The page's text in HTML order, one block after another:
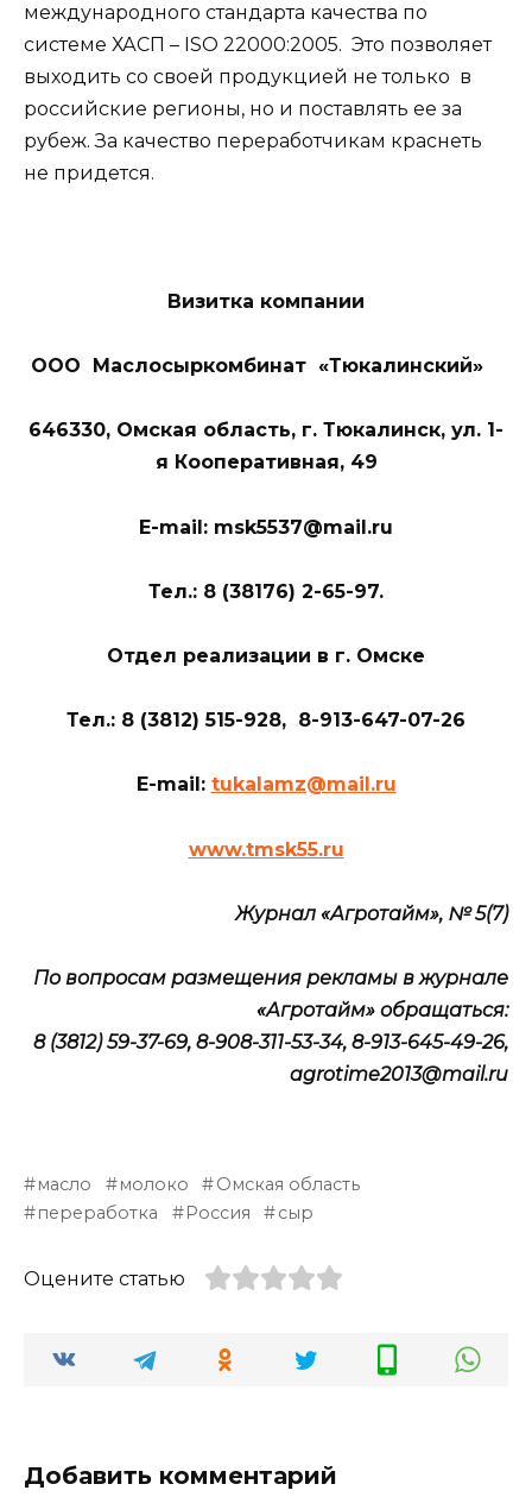
международного стандарта качества по
системе ХАСП – ISO 22000:2005. Это позволяет
выходить со своей продукцией не только в
российские регионы, но и поставлять ее за
рубеж. За качество переработчикам краснеть
не придется.
Визитка компании
ООО Маслосыркомбинат «Тюкалинский»
646330, Омская область, г. Тюкалинск, ул. 1-
я Кооперативная, 49
E-mail: msk5537@mail.ru
Тел.: 8 (38176) 2-65-97.
Отдел реализации в г. Омске
Тел.: 8 (3812) 515-928, 8-913-647-07-26
E-mail: tukalamz@mail.ru
www.tmsk55.ru
Журнал «Агротайм», № 5(7)
По вопросам размещения рекламы в журнале
«Агротайм» обращаться:
8 (3812) 59-37-69, 8-908-311-53-34, 8-913-645-49-26,
agrotime2013@mail.ru
масло молоко
Омская область
переработка
Россия сыр
Оцените статью
Добавить комментарий